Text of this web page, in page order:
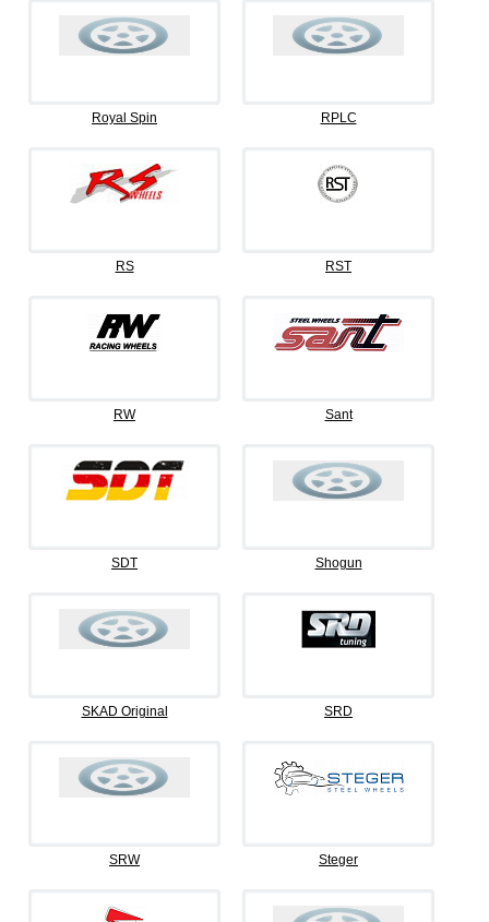
Royal Spin RPLC
RS RST
RW Sant
SDT Shogun
SKAD Original SRD
SRW Steger